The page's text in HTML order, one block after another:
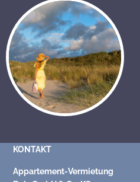
KONTAKT
Appartement-Vermietung